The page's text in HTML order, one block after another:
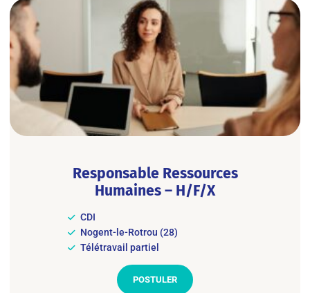
Responsable Ressources
Humaines – H/F/X
CDI
Nogent-le-Rotrou (28)
Télétravail partiel
POSTULER